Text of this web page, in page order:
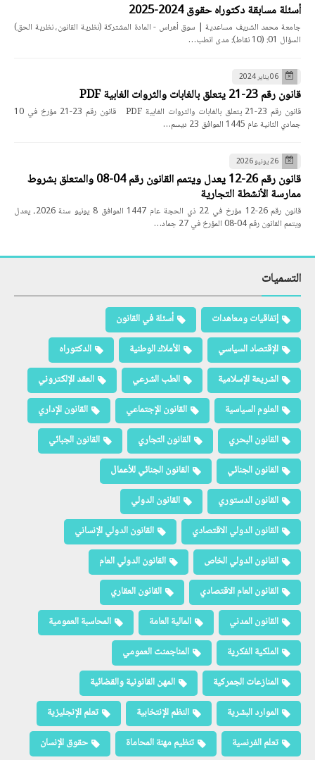
أسئلة مسابقة دكتوراه حقوق 2024-2025
جامعة محمد الشريف مساعدية | سوق أهراس - المادة المشتركة (نظرية القانون، نظرية الحق)
السؤال 01: (10 نقاط): مدى انطب…
06 يناير 2024
قانون رقم 23-21 يتعلق بالغابات والثروات الغابية PDF
قانون رقم 23-21 يتعلق بالغابات والثروات الغابية PDF قانون رقم 23-21 مؤرخ في 10
جمادي الثانية عام 1445 الموافق 23 ديسم…
26 يونيو 2026
قانون رقم 26-12 يعدل ويتمم القانون رقم 04-08 والمتعلق بشروط
ممارسة الأنشطة التجارية
قانون رقم 26-12 مؤرخ في 22 ذي الحجة عام 1447 الموافق 8 يونيو سنة 2026، يعدل
ويتمم القانون رقم 04-08 المؤرخ في 27 جماد…
التسميات
إتفاقيات ومعاهدات
أسئلة في القانون
الإقتصاد السياسي
الأملاك الوطنية
الدكتوراه
الشريعة الإسلامية
الطب الشرعي
العقد الإلكتروني
العلوم السياسية
القانون الإجتماعي
القانون الإداري
القانون البحري
القانون التجاري
القانون الجبائي
القانون الجنائي
القانون الجنائي للأعمال
القانون الدستوري
القانون الدولي
القانون الدولي الاقتصادي
القانون الدولي الإنساني
القانون الدولي الخاص
القانون الدولي العام
القانون العام الاقتصادي
القانون العقاري
القانون المدني
المالية العامة
المحاسبة العمومية
الملكية الفكرية
المناجمنت العمومي
المنازعات الجمركية
المهن القانونية والقضائية
الموارد البشرية
النظم الإنتخابية
تعلم الإنجليزية
تعلم الفرنسية
تنظيم مهنة المحاماة حقوق الإنسان